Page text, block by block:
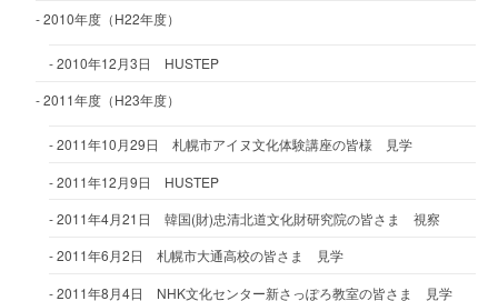
2010年度（H22年度）
2010年12月3日 HUSTEP
2011年度（H23年度）
2011年10月29日 札幌市アイヌ文化体験講座の皆様 見学
2011年12月9日 HUSTEP
2011年4月21日 韓国(財)忠清北道文化財研究院の皆さま 視察
2011年6月2日 札幌市大通高校の皆さま 見学
2011年8月4日 NHK文化センター新さっぽろ教室の皆さま 見学